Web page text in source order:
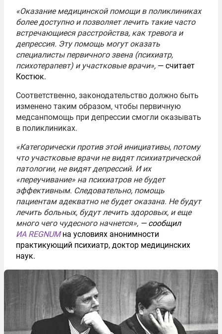
«Оказание медицинской помощи в поликлиниках
более доступно и позволяет лечить такие часто
встречающиеся расстройства, как тревога и
депрессия. Эту помощь могут оказать
специалисты первичного звена (психиатр,
психотерапевт) и участковые врачи», — считает
Костюк.
Соответственно, законодательство должно быть
изменено таким образом, чтобы первичную
медсанпомощь при депрессии смогли оказывать
в поликлиниках.
«Категорически против этой инициативы, потому
что участковые врачи не видят психиатрической
патологии, не видят депрессий. И их
«переучивание» на психиатров не будет
эффективным. Следовательно, помощь
пациентам адекватно не будет оказана. Не будут
лечить больных, будут лечить здоровых, и еще
много чего чудесного начнется», — сообщил
ИА REGNUM на условиях анонимности
практикующий психиатр, доктор медицинских
наук.